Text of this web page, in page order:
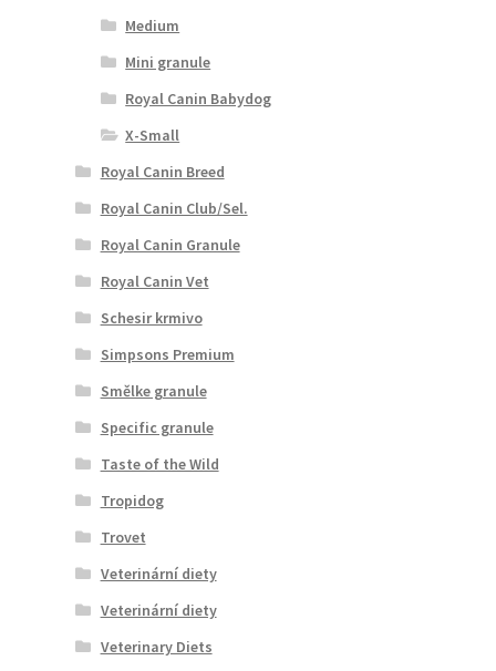
Medium
Mini granule
Royal Canin Babydog
X-Small
Royal Canin Breed
Royal Canin Club/Sel.
Royal Canin Granule
Royal Canin Vet
Schesir krmivo
Simpsons Premium
Smělke granule
Specific granule
Taste of the Wild
Tropidog
Trovet
Veterinární diety
Veterinární diety
Veterinary Diets